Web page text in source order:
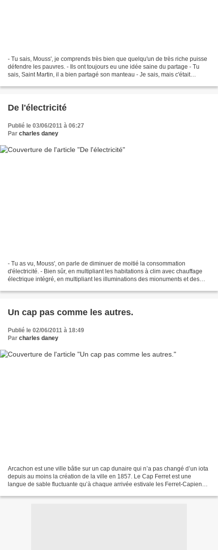
- Tu sais, Mouss', je comprends très bien que quelqu'un de très riche puisse
défendre les pauvres. - Ils ont toujours eu une idée saine du partage - Tu
sais, Saint Martin, il a bien partagé son manteau - Je sais, mais c'était
De l'électricité
Publié le 03/06/2011 à 06:27
Par charles daney
- Tu as vu, Mouss', on parle de diminuer de moitié la consommation
d'électricité. - Bien sûr, en multipliant les habitations à clim avec chauffage
électrique intégré, en multipliant les illuminations des mionuments et des
Un cap pas comme les autres.
Publié le 02/06/2011 à 18:49
Par charles daney
Arcachon est une ville bâtie sur un cap dunaire qui n’a pas changé d’un iota
depuis au moins la création de la ville en 1857. Le Cap Ferret est une
langue de sable fluctuante qu’à chaque arrivée estivale les Ferret-Capiens